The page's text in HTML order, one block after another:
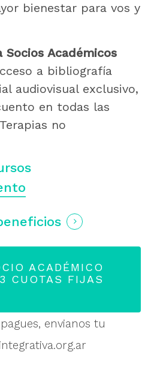
bienestar para vos y
Socios Académicos
a bibliografía
audiovisual exclusivo,
en todas las
no
ACADÉMICO
CUOTAS FIJAS
envianos tu